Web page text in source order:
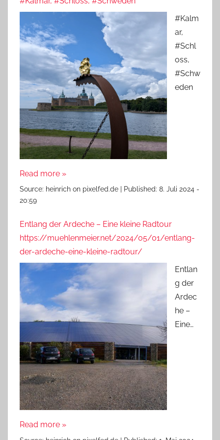
#Kalm
ar,
#Schl
oss,
#Schw
eden
Read more »
Source: heinrich on pixelfed.de Published: 8. Juli 2024 -
20:59
Entlang der Ardeche – Eine kleine Radtour
https://muehlenmeier.net/2024/05/01/entlang-
der-ardeche-eine-kleine-radtour/
Entlan
g der
Ardec
he –
Eine…
Read more »